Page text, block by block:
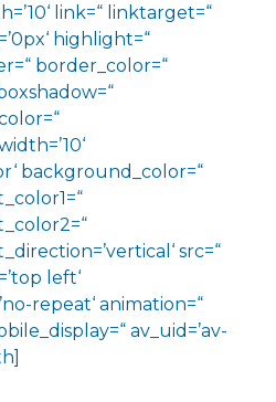
link=“ linktarget=“
highlight=“
border_color=“
background_color=“
src=“
left‘
repeat‘ animation=“
av_uid=’av-